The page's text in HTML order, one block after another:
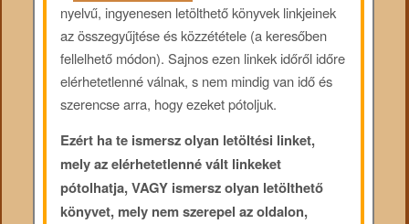
nyelvű, ingyenesen letölthető könyvek linkjeinek
az összegyűjtése és közzététele (a keresőben
fellelhető módon). Sajnos ezen linkek időről időre
elérhetetlenné válnak, s nem mindig van idő és
szerencse arra, hogy ezeket pótoljuk.
Ezért ha te ismersz olyan letöltési linket,
mely az elérhetetlenné vált linkeket
pótolhatja, VAGY ismersz olyan letölthető
könyvet, mely nem szerepel az oldalon,